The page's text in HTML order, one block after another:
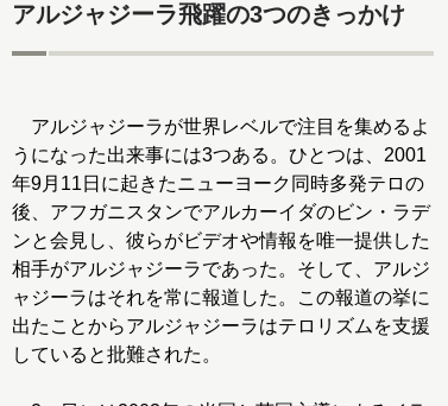
アルジャジーラ飛躍の3つのきっかけ
アルジャジーラが世界レベルで注目を集めるよ
うになった出来事には3つある。ひとつは、2001
年9月11日に起きたニューヨーク同時多発テロの
後、アフガニスタンでアルカーイダのビン・ラデ
ンと会見し、彼らがビデオや情報を唯一提供した
相手がアルジャジーラであった。そして、アルジ
ャジーラはそれを常に報道した。この報道の挙に
出たことからアルジャジーラはテロリズムを支援
していると批難された。